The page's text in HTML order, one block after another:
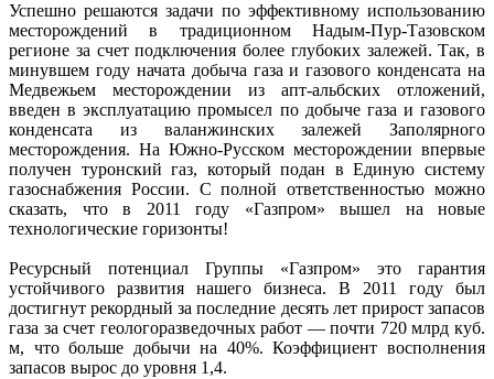
Успешно решаются задачи по эффективному использованию
месторождений в традиционном Надым-Пур-Тазовском
регионе за счет подключения более глубоких залежей. Так, в
минувшем году начата добыча газа и газового конденсата на
Медвежьем месторождении из апт-альбских отложений,
введен в эксплуатацию промысел по добыче газа и газового
конденсата из валанжинских залежей Заполярного
месторождения. На Южно-Русском месторождении впервые
получен туронский газ, который подан в Единую систему
газоснабжения России. С полной ответственностью можно
сказать, что в 2011 году «Газпром» вышел на новые
технологические горизонты!
Ресурсный потенциал Группы «Газпром» это гарантия
устойчивого развития нашего бизнеса. В 2011 году был
достигнут рекордный за последние десять лет прирост запасов
газа за счет геологоразведочных работ — почти 720 млрд куб.
м, что больше добычи на 40%. Коэффициент восполнения
запасов вырос до уровня 1,4.